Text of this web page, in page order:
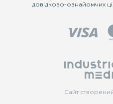
довідково-ознайомчих
Сайт